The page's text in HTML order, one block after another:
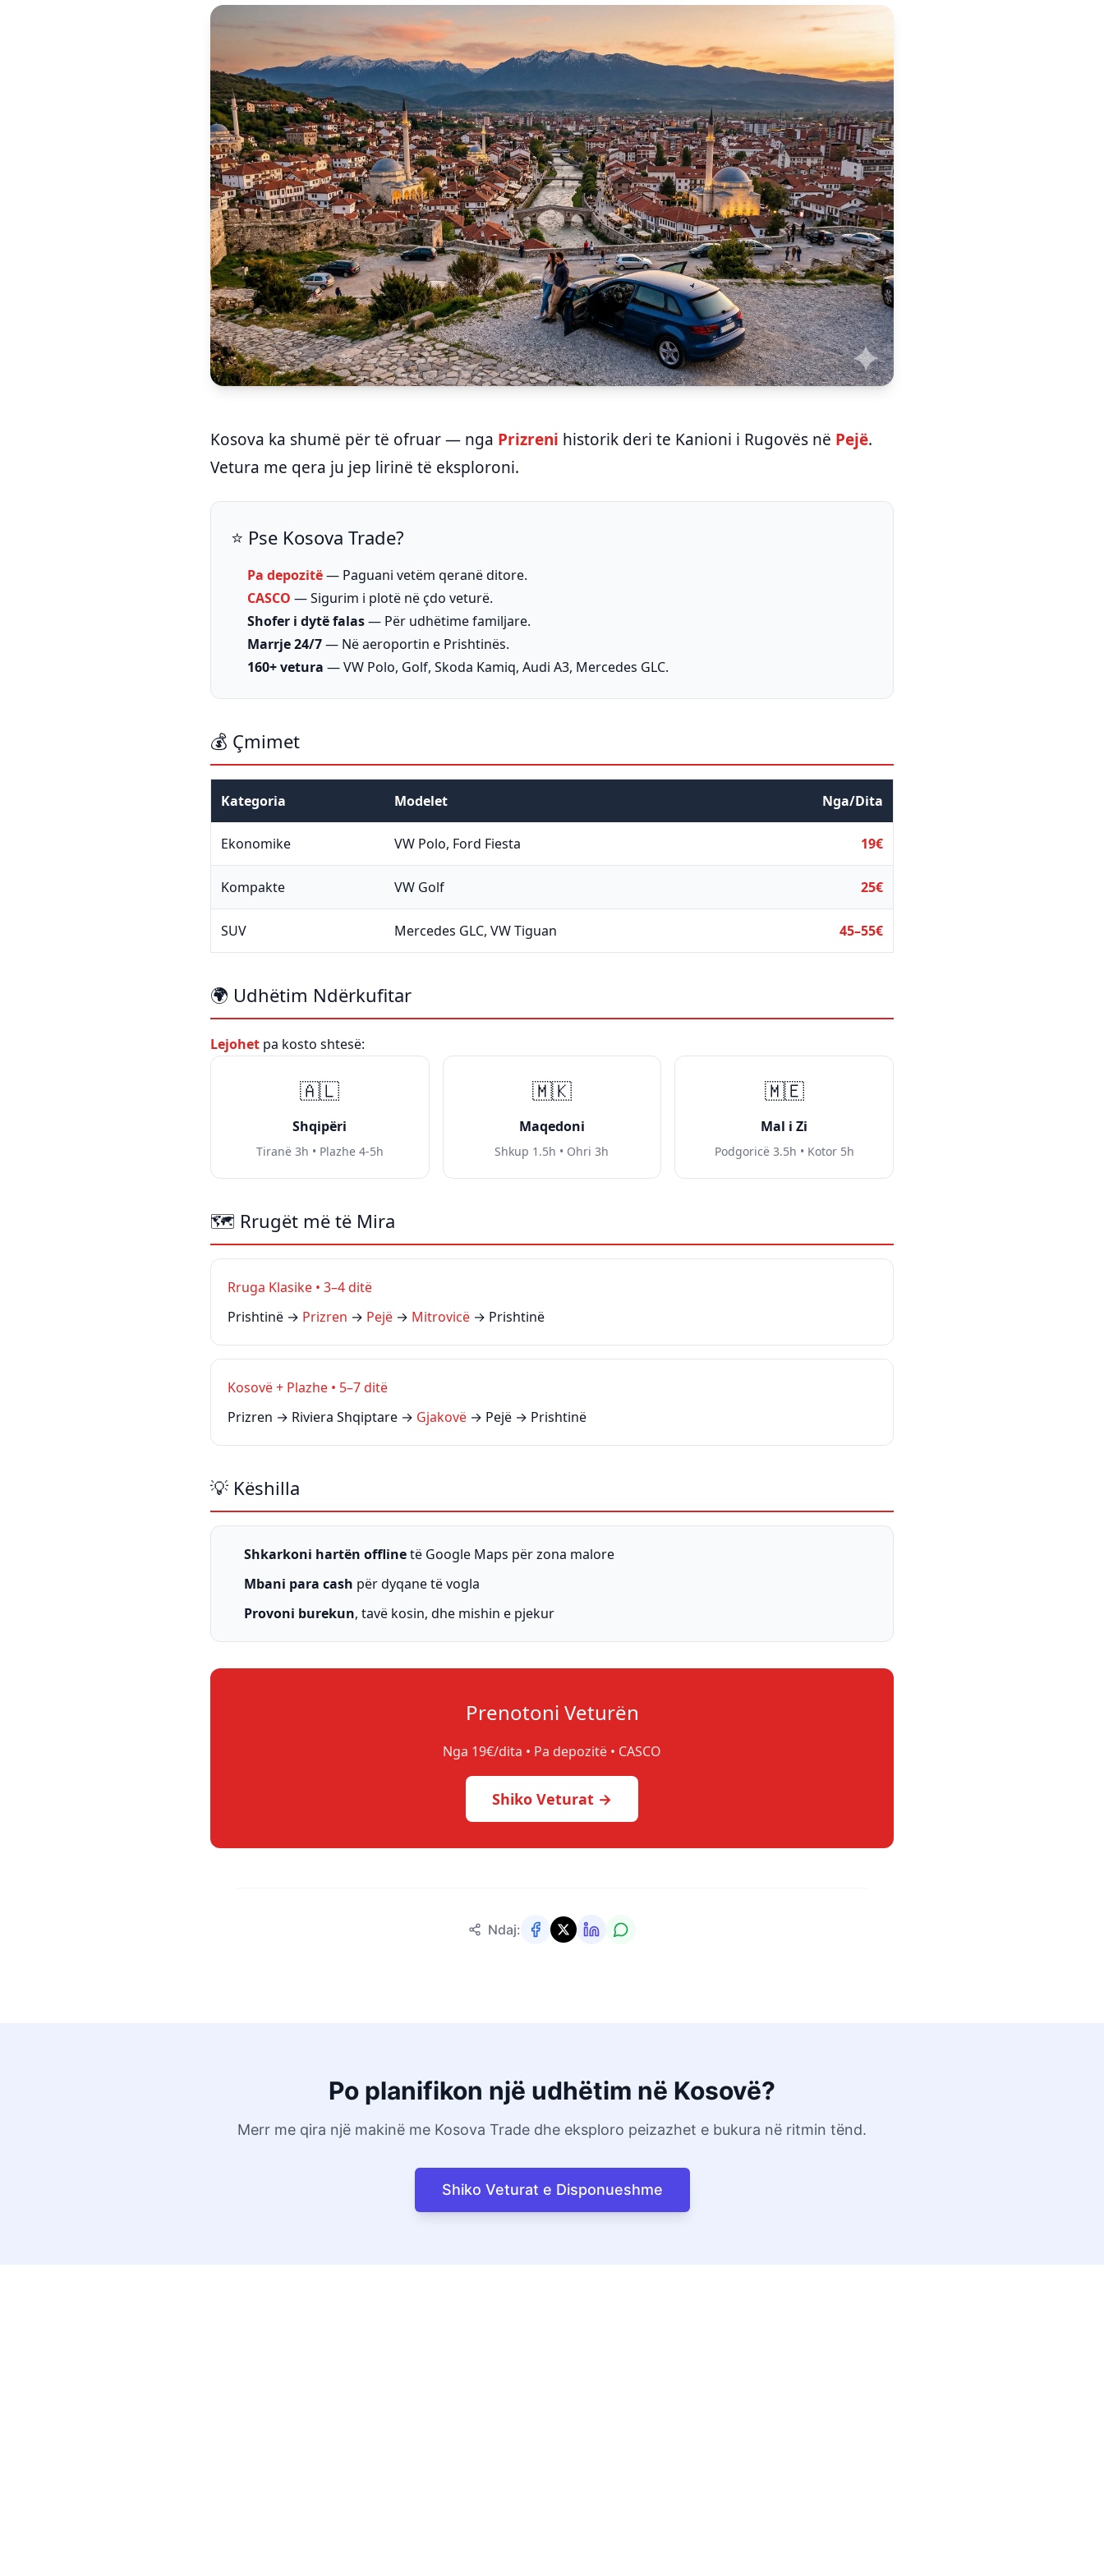
Kosova ka shumë për të ofruar — nga Prizreni historik deri te Kanioni i Rugovës në Pejë.
Vetura me qera ju jep lirinë të eksploroni.
⭐ Pse Kosova Trade?
Pa depozitë— Paguani vetëm qeranë ditore.
CASCO — Sigurim i plotë në çdo veturë.
Shofer i dytë falas— Për udhëtime familjare.
Marrje 24/7— Në aeroportin e Prishtinës.
160+ vetura — VW Polo, Golf, Skoda Kamiq, Audi A3, Mercedes GLC.
💰 Çmimet
Kategoria Modelet Nga/Dita
Ekonomike VW Polo, Ford Fiesta 19€
Kompakte VW Golf 25€
SUV Mercedes GLC, VW Tiguan 45–55€
🌍 Udhëtim Ndërkufitar
Lejohet pa kosto shtesë:
🇦🇱
Shqipëri
Tiranë 3h • Plazhe 4-5h
🇲🇰
Maqedoni
Shkup 1.5h • Ohri 3h
🇲🇪
Mal i Zi
Podgoricë 3.5h • Kotor 5h
🗺 Rrugët më të Mira
Rruga Klasike • 3–4 ditë
Prishtinë → Prizren → Pejë → Mitrovicë → Prishtinë
Kosovë + Plazhe • 5–7 ditë
Prizren → Riviera Shqiptare → Gjakovë → Pejë → Prishtinë
💡 Këshilla
Shkarkoni hartën offlinetë Google Maps për zona malore
Mbani para cash për dyqane të vogla
Provoni burekun, tavë kosin, dhe mishin e pjekur
Prenotoni Veturën
Nga 19€/dita • Pa depozitë • CASCO
Shiko Veturat →
Ndaj:
Po planifikon një udhëtim në Kosovë?
Merr me qira një makinë me Kosova Trade dhe eksploro peizazhet e bukura në ritmin tënd.
Shiko Veturat e Disponueshme